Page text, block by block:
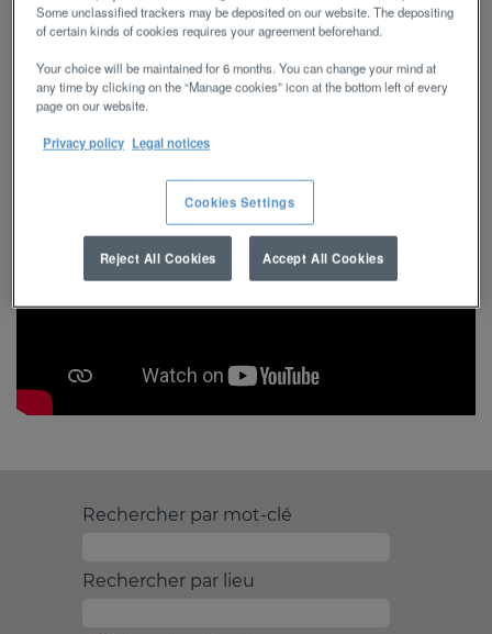
les réseaux de distribution et leurs 1000 points de
vente dans le monde.
Rechercher par mot-clé
Rechercher par lieu
Some unclassified trackers may be deposited on our website. The depositing
of certain kinds of cookies requires your agreement beforehand.
Your choice will be maintained for 6 months. You can change your mind at
any time by clicking on the “Manage cookies” icon at the bottom left of every
page on our website.
Privacy policy Legal notices
Cookies Settings
Reject All Cookies Accept All Cookies